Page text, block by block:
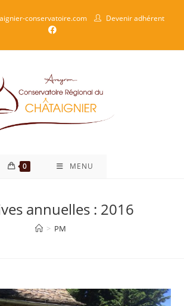
conservatoire.com Devenir adhérent
0 MENU
annuelles : 2016
> PM